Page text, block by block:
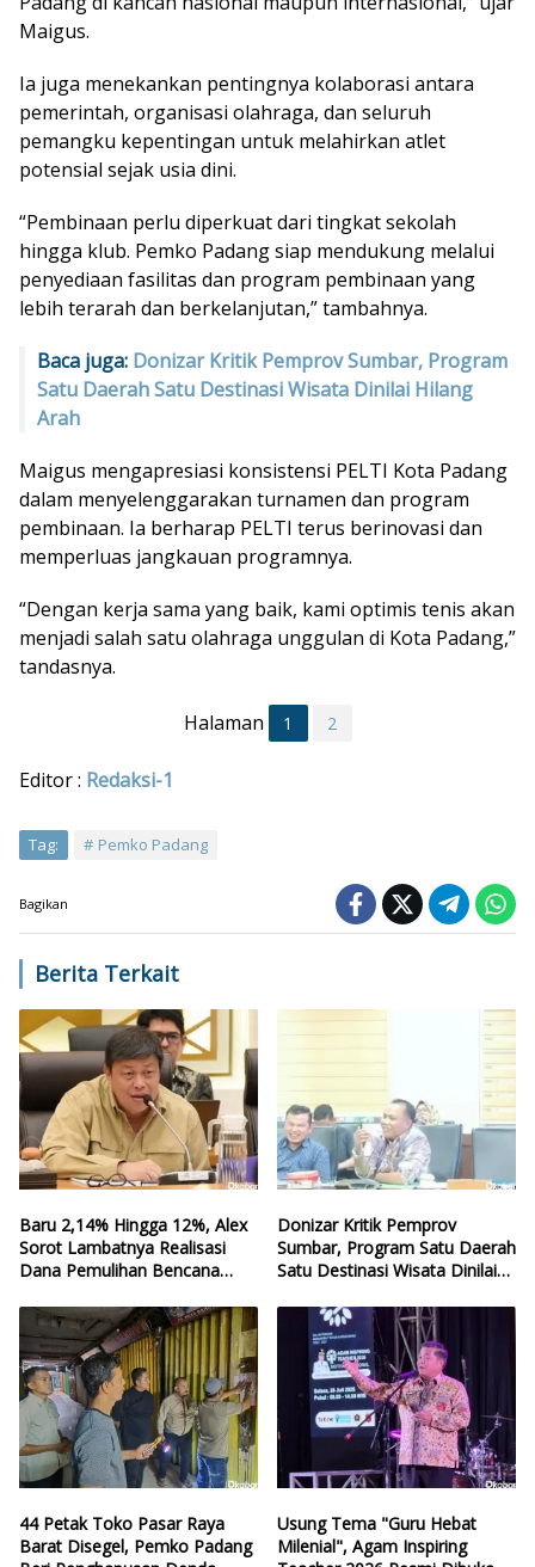
Maigus.
Ia juga menekankan pentingnya kolaborasi antara
pemerintah, organisasi olahraga, dan seluruh
pemangku kepentingan untuk melahirkan atlet
potensial sejak usia dini.
“Pembinaan perlu diperkuat dari tingkat sekolah
hingga klub. Pemko Padang siap mendukung melalui
penyediaan fasilitas dan program pembinaan yang
lebih terarah dan berkelanjutan,” tambahnya.
Baca juga: Donizar Kritik Pemprov Sumbar, Program
Satu Daerah Satu Destinasi Wisata Dinilai Hilang
Arah
Maigus mengapresiasi konsistensi PELTI Kota Padang
dalam menyelenggarakan turnamen dan program
pembinaan. Ia berharap PELTI terus berinovasi dan
memperluas jangkauan programnya.
“Dengan kerja sama yang baik, kami optimis tenis akan
menjadi salah satu olahraga unggulan di Kota Padang,”
tandasnya.
Halaman 1 2
Editor : Redaksi-1
Tag: Pemko Padang
Bagikan
Berita Terkait
Baru 2,14% Hingga 12%, Alex
Sorot Lambatnya Realisasi
Dana Pemulihan Bencana
Donizar Kritik Pemprov
Sumbar, Program Satu Daerah
Satu Destinasi Wisata Dinilai
44 Petak Toko Pasar Raya
Barat Disegel, Pemko Padang
Usung Tema "Guru Hebat
Milenial", Agam Inspiring